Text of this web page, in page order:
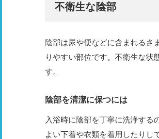
不衛生な陰部
陰部は尿や便などに含まれるさ
りやすい部位です。不衛生な状
す。
陰部を清潔に保つには
入浴時に陰部を丁寧に洗浄する
よい下着や衣類を着用したりし